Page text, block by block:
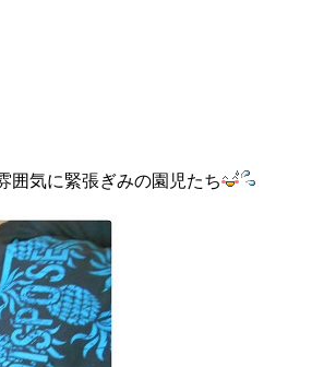
囲気に緊張ぎみの園児たち